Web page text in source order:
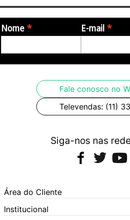
Itens Inclusos:
- O subwoofer Attack VSS115A
- 12 meses de garantia pelo fabricante
Fotos meramente ilustrativas.
Nome E-mail
Fale conosco no
Televendas: (11)
Siga-nos nas
Área do Cliente
Meus Pedidos
Institucional